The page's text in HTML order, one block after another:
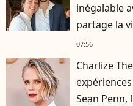
inégalable
partage la
07:56
Charlize
Sean